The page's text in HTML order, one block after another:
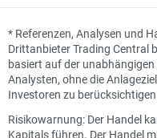
* Referenzen, Analysen und
Drittanbieter Trading Central
basiert auf der
Analysten, ohne die
Investoren zu
Risikowarnung: Der Handel
Kapitals führen. Der Handel